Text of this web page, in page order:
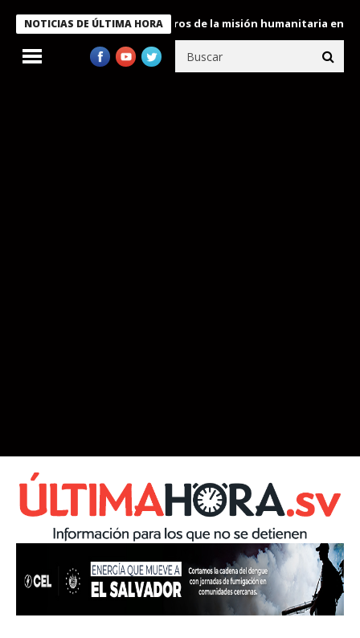
NOTICIAS DE ÚLTIMA HORA
Bukele condecora a miembros de la misión humanitaria enviada a